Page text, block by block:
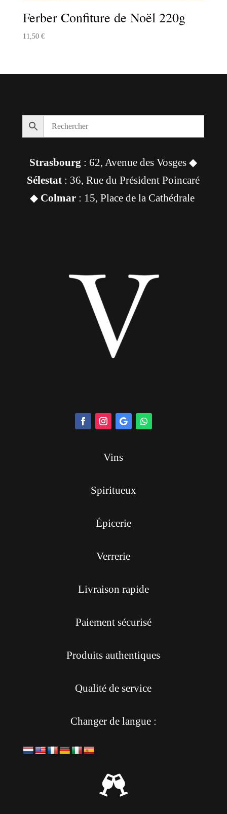
Ferber Confiture de Noël 220g
11,50 €
Strasbourg : 62, Avenue des Vosges ◆
Sélestat : 36, Rue du Président Poincaré
◆ Colmar: 15, Place de la Cathédrale
Vins
Spiritueux
Épicerie
Verrerie
Livraison rapide
Paiement sécurisé
Produits authentiques
Qualité de service
Changer de langue :
